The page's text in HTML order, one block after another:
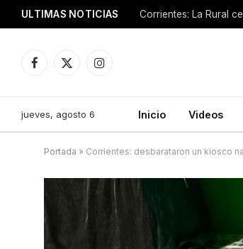
ULTIMAS NOTICIAS
Facebook
X
Instagram
jueves, agosto 6 Inicio Videos
Portada » Corrientes: desbarataron un kiosco